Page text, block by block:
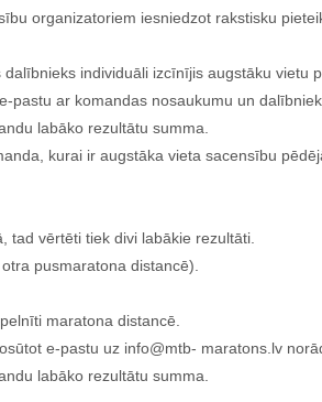
organizatoriem iesniedzot rakstisku
individuāli izcīnījis augstāku vietu
ar komandas nosaukumu un
labāko rezultātu summa.
kurai ir augstāka vieta sacensību
tad vērtēti tiek divi labākie rezultāti.
pusmaratona distancē).
maratona distancē.
e-pastu uz info@mtb- maratons.lv
labāko rezultātu summa.